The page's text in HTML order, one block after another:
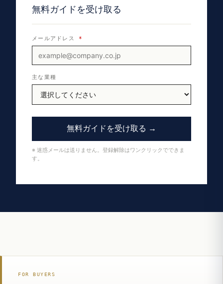
無料ガイドを受け取る
メールアドレス *
主な業種
無料ガイドを受け取る →
※ 迷惑メールは送りません。登録解除はワンクリックでできま
す。
FOR BUYERS